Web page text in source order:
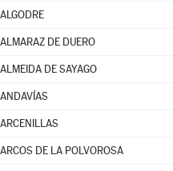
ALGODRE
ALMARAZ DE DUERO
ALMEIDA DE SAYAGO
ANDAVÍAS
ARCENILLAS
ARCOS DE LA POLVOROSA